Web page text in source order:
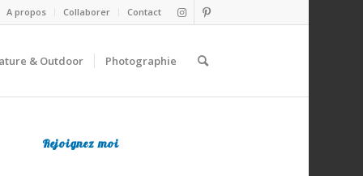
A propos Collaborer Contact
& Outdoor Photographie
Rejoignez moi